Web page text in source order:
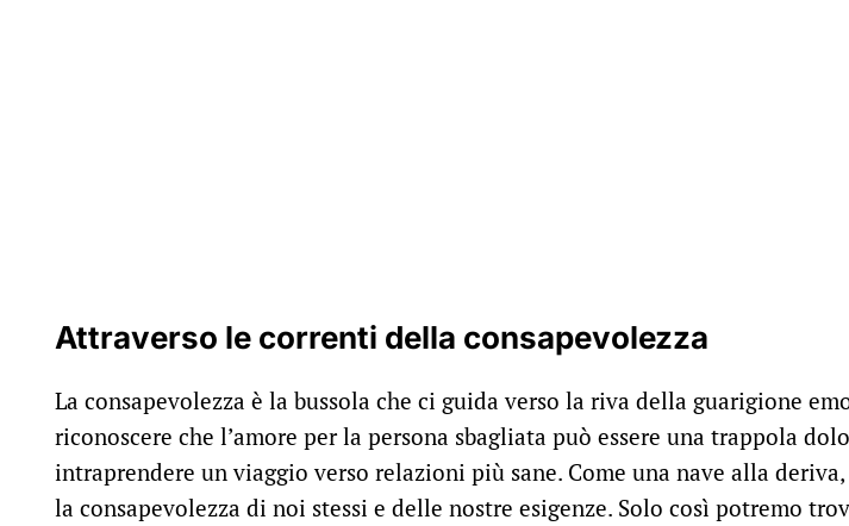
Attraverso le correnti della consapevolezza
La consapevolezza è la bussola che ci guida verso la riva della guarigione
riconoscere che l’amore per la persona sbagliata può essere una trappola
intraprendere un viaggio verso relazioni più sane. Come una nave alla
la consapevolezza di noi stessi e delle nostre esigenze. Solo così potremo